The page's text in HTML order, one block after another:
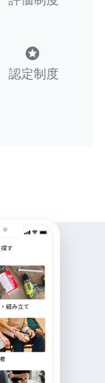
stars
認定制度